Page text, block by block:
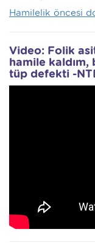
Hamilelik öncesi
Video: Folik
hamile
tüp defekti -